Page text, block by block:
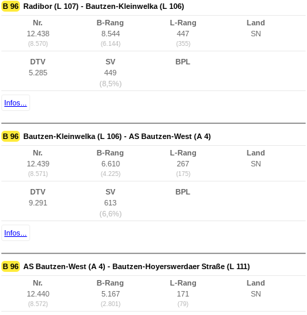
B 96 Radibor (L 107) - Bautzen-Kleinwelka (L 106)
Nr.
12.438
(8.570)
B-Rang
8.544
(6.144)
L-Rang
447
(355)
Land
SN
DTV
5.285
SV
449
(8,5%)
BPL
Infos...
B 96 Bautzen-Kleinwelka (L 106) - AS Bautzen-West (A 4)
Nr.
12.439
(8.571)
B-Rang
6.610
(4.225)
L-Rang
267
(175)
Land
SN
DTV
9.291
SV
613
(6,6%)
BPL
Infos...
B 96 AS Bautzen-West (A 4) - Bautzen-Hoyerswerdaer Straße (L 111)
Nr.
12.440
(8.572)
B-Rang
5.167
(2.801)
L-Rang
171
(79)
Land
SN